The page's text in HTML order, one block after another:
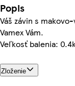
Popis
Váš závin s
Vamex Vám.
Veľkosť balenia:
Zloženie